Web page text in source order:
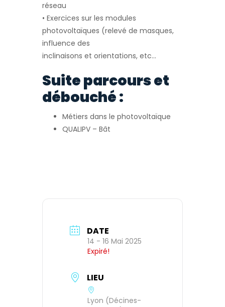
réseau
• Exercices sur les modules
photovoltaïques (relevé de masques,
influence des
inclinaisons et orientations, etc…
Suite parcours et
débouché :
Métiers dans le photovoltaïque
QUALIPV – Bât
DATE
14 - 16 Mai 2025
Expiré!
LIEU
Lyon (Décines-